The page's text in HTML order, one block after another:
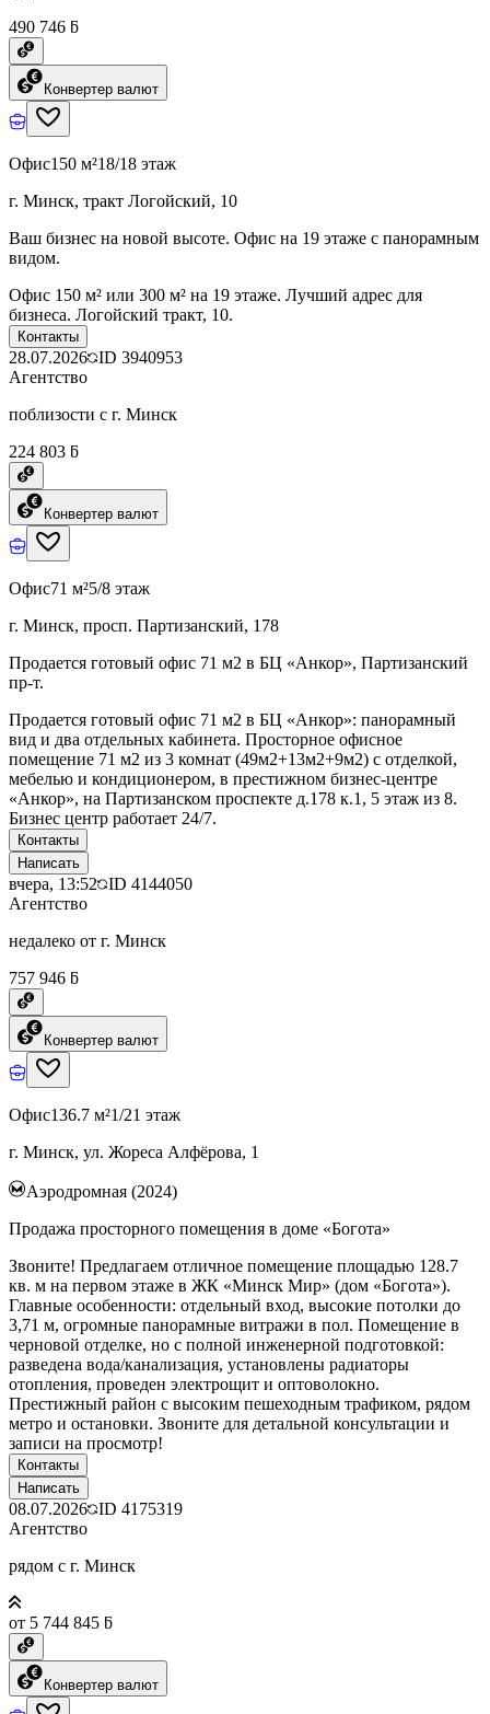
490 746 ƃ
Конвертер валют
Офис150 м²18/18 этаж
г. Минск, тракт Логойский, 10
Ваш бизнес на новой высоте. Офис на 19 этаже с панорамным
видом.
Офис 150 м² или 300 м² на 19 этаже. Лучший адрес для
бизнеса. Логойский тракт, 10.
Контакты
28.07.2026 ID 3940953
Агентство
поблизости с г. Минск
224 803 ƃ
Конвертер валют
Офис71 м²5/8 этаж
г. Минск, просп. Партизанский, 178
Продается готовый офис 71 м2 в БЦ «Анкор», Партизанский
пр-т.
Продается готовый офис 71 м2 в БЦ «Анкор»: панорамный
вид и два отдельных кабинета. Просторное офисное
помещение 71 м2 из 3 комнат (49м2+13м2+9м2) с отделкой,
мебелью и кондиционером, в престижном бизнес-центре
«Анкор», на Партизанском проспекте д.178 к.1, 5 этаж из 8.
Бизнес центр работает 24/7.
Контакты
Написать
вчера, 13:52 ID 4144050
Агентство
недалеко от г. Минск
757 946 ƃ
Конвертер валют
Офис136.7 м²1/21 этаж
г. Минск, ул. Жореса Алфёрова, 1
Аэродромная (2024)
Продажа просторного помещения в доме «Богота»
Звоните! Предлагаем отличное помещение площадью 128.7
кв. м на первом этаже в ЖК «Минск Мир» (дом «Богота»).
Главные особенности: отдельный вход, высокие потолки до
3,71 м, огромные панорамные витражи в пол. Помещение в
черновой отделке, но с полной инженерной подготовкой:
разведена вода/канализация, установлены радиаторы
отопления, проведен электрощит и оптоволокно.
Престижный район с высоким пешеходным трафиком, рядом
метро и остановки. Звоните для детальной консультации и
записи на просмотр!
Контакты
Написать
08.07.2026 ID 4175319
Агентство
рядом с г. Минск
от 5 744 845 ƃ
Конвертер валют